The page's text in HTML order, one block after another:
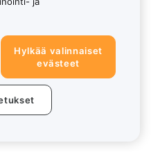
Hylkää valinnaiset
evästeet